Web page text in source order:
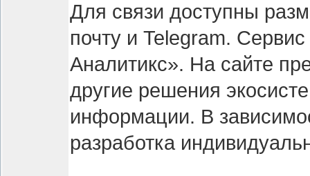
Для связи доступны
почту и Telegram.
Аналитикс». На сайте
другие решения
информации. В
разработка